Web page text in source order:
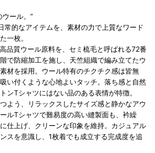
ウール。”
常的なアイテムを、素材の力で上質なワード
一枚。
品質ウール原料を、セミ梳毛と呼ばれる72番
で防縮加工を施し、天竺組織で編み立てたウ
材を採用。ウール特有のチクチク感は皆無
い付くような心地よいタッチ。落ち感と自然
ンTシャツにはない品のある表情が特徴。
よう、リラックスしたサイズ感と静かなアウ
ルTシャツで難易度の高い縫製面も、衿繰
仕上げ、クリーンな印象を維持。カジュアル
スを意識し、1枚着でも成立する完成度を追